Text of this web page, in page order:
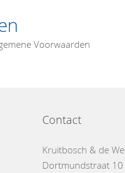
Voorwaarden
Contact
Kruitbosch & de
Dortmundstraat 10